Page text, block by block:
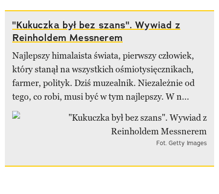
"Kukuczka był bez szans". Wywiad z
Reinholdem Messnerem
Najlepszy himalaista świata, pierwszy człowiek,
który stanął na wszystkich ośmiotysięcznikach,
farmer, polityk. Dziś muzealnik. Niezależnie od
tego, co robi, musi być w tym najlepszy. W n...
Fot. Getty Images